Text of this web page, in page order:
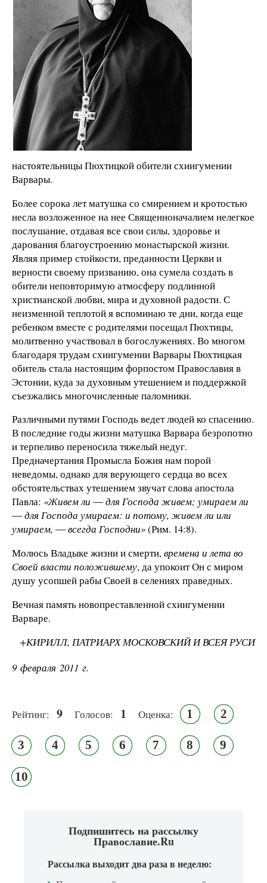
настоятельницы Пюхтицкой обители схиигумении
Варвары.
Более сорока лет матушка со смирением и кротостью
несла возложенное на нее Священноначалием нелегкое
послушание, отдавая все свои силы, здоровье и
дарования благоустроению монастырской жизни.
Являя пример стойкости, преданности Церкви и
верности своему призванию, она сумела создать в
обители неповторимую атмосферу подлинной
христианской любви, мира и духовной радости. С
неизменной теплотой я вспоминаю те дни, когда еще
ребенком вместе с родителями посещал Пюхтицы,
молитвенно участвовал в богослужениях. Во многом
благодаря трудам схиигумении Варвары Пюхтицкая
обитель стала настоящим форпостом Православия в
Эстонии, куда за духовным утешением и поддержкой
съезжались многочисленные паломники.
Различными путями Господь ведет людей ко спасению.
В последние годы жизни матушка Варвара безропотно
и терпеливо переносила тяжелый недуг.
Предначертания Промысла Божия нам порой
неведомы, однако для верующего сердца во всех
обстоятельствах утешением звучат слова апостола
Павла: «Живем ли ― для Господа живем; умираем ли
― для Господа умираем: и потому, живем ли или
умираем, ― всегда Господни»(Рим. 14:8).
Молюсь Владыке жизни и смерти,времена и лета во
Своей власти положившему, да упокоит Он с миром
душу усопшей рабы Своей в селениях праведных.
Вечная память новопреставленной схиигумении
Варваре.
+КИРИЛЛ, ПАТРИАРХ МОСКОВСКИЙ И ВСЕЯ РУСИ
9 февраля 2011 г.
Рейтинг: 9 Голосов: 1 Оценка: 1 2
3 4 5 6 7 8 9
10
Подпишитесь на рассылку
Православие.Ru
Рассылка выходит два раза в неделю: